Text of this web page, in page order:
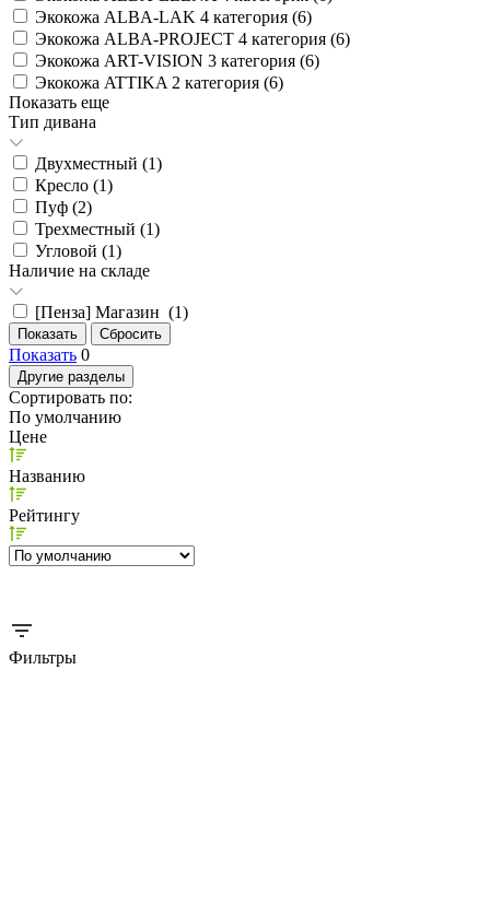
Экокожа ALBA-LAK 4 категория (6)
Экокожа ALBA-PROJECT 4 категория (6)
Экокожа ART-VISION 3 категория (6)
Экокожа ATTIKA 2 категория (6)
Показать еще
Тип дивана
Двухместный (1)
Кресло (1)
Пуф (2)
Трехместный (1)
Угловой (1)
Наличие на складе
[Пенза] Магазин (1)
Показать 0
Другие разделы
Сортировать по:
По умолчанию
Цене
Названию
Рейтингу
Фильтры